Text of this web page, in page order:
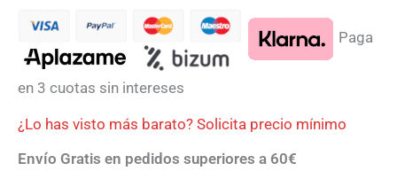
Paga
en 3 cuotas sin intereses
¿Lo has visto más barato? Solicita precio mínimo
Envío Gratis en pedidos superiores a 60€